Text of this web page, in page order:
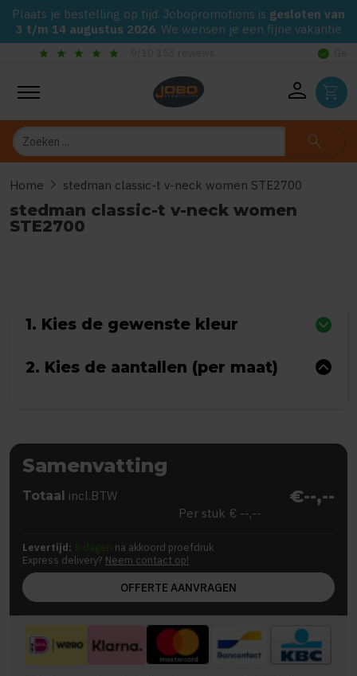
Plaats je bestelling op tijd. Jobopromotions is gesloten van
3 t/m 14 augustus 2026. We wensen je een fijne vakantie
check_circle Gegarandeerd de laagste prijs op alle Jobo's Advies artikelen
person shopping_cart
Zoeken search
Home chevron_right stedman classic-t v-neck women STE2700
stedman classic-t v-neck women
STE2700
1. Kies de gewenste kleur
2. Kies de aantallen (per maat)
Samenvatting
Totaal incl.BTW €--,--
Per stuk € --,--
Levertijd: 5 dagen na akkoord proefdruk
Express delivery? Neem contact op!
OFFERTE AANVRAGEN